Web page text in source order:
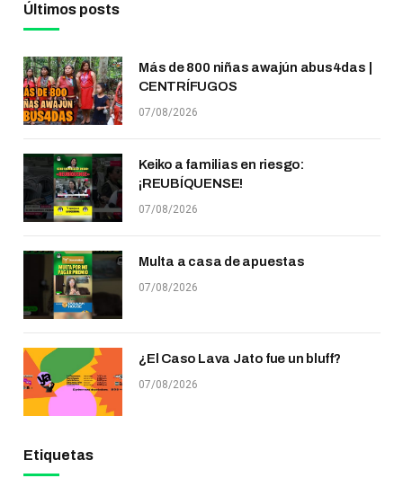
Últimos posts
Más de 800 niñas awajún abus4das |
CENTRÍFUGOS
07/08/2026
Keiko a familias en riesgo:
¡REUBÍQUENSE!
07/08/2026
Multa a casa de apuestas
07/08/2026
¿El Caso Lava Jato fue un bluff?
07/08/2026
Etiquetas